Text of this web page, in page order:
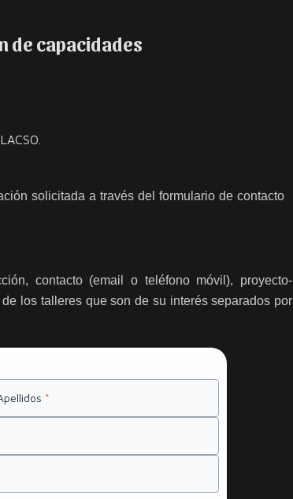
de capacidades
solicitada a través del formulario de contacto
contacto (email o teléfono móvil), proyecto-
los talleres que son de su interés separados por
*